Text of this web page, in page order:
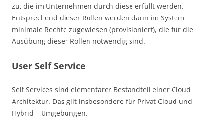
zu, die im Unternehmen durch diese erfüllt werden.
Entsprechend dieser Rollen werden dann im System
minimale Rechte zugewiesen (provisioniert), die für die
Ausübung dieser Rollen notwendig sind.
User Self Service
Self Services sind elementarer Bestandteil einer Cloud
Architektur. Das gilt insbesondere für Privat Cloud und
Hybrid – Umgebungen.